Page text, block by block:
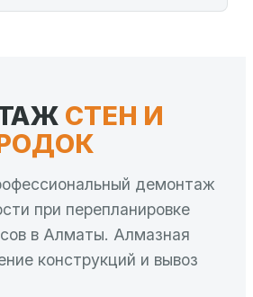
СТЕН И
демонтаж
при перепланировке
в Алматы. Алмазная
конструкций и вывоз